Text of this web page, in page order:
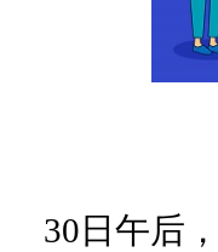
30日午后